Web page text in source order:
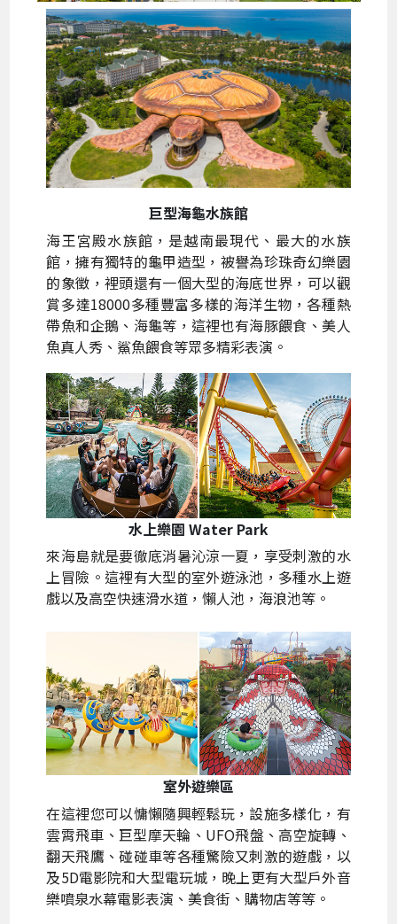
巨型海龜水族館
海王宮殿水族館，是越南最現代、最大的水族
館，擁有獨特的龜甲造型，被譽為珍珠奇幻樂園
的象徵，裡頭還有一個大型的海底世界，可以觀
賞多達18000多種豐富多樣的海洋生物，各種熱
帶魚和企鵝、海龜等，這裡也有海豚餵食、美人
魚真人秀、鯊魚餵食等眾多精彩表演。
水上樂園 Water Park
來海島就是要徹底消暑沁涼一夏，享受刺激的水
上冒險。這裡有大型的室外遊泳池，多種水上遊
戲以及高空快速滑水道，懶人池，海浪池等。
室外遊樂區
在這裡您可以慵懶隨興輕鬆玩，設施多樣化，有
雲霄飛車、巨型摩天輪、UFO飛盤、高空旋轉、
翻天飛鷹、碰碰車等各種驚險又刺激的遊戲，以
及5D電影院和大型電玩城，晚上更有大型戶外音
樂噴泉水幕電影表演、美食街、購物店等等。